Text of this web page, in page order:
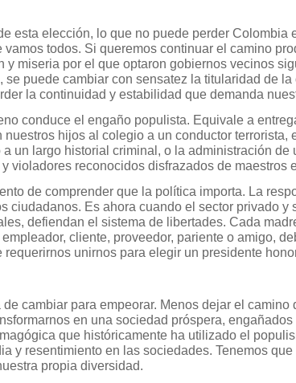
esta elección, lo que no puede perder Colombia
vamos todos. Si queremos continuar el camino
y miseria por el que optaron gobiernos vecinos
se puede cambiar con sensatez la titularidad de
la continuidad y estabilidad que demanda
conduce el engaño populista. Equivale a
nuestros hijos al colegio a un conductor terrorista,
a un largo historial criminal, o la administración de
violadores reconocidos disfrazados de maestros
de comprender que la política importa. La
ciudadanos. Es ahora cuando el sector privado y
defiendan el sistema de libertades. Cada
cliente, proveedor, pariente o amigo,
requerirnos unirnos para elegir un presidente
de cambiar para empeorar. Menos dejar el
en una sociedad próspera,
que históricamente ha utilizado el
y resentimiento en las sociedades. Tenemos
propia diversidad.